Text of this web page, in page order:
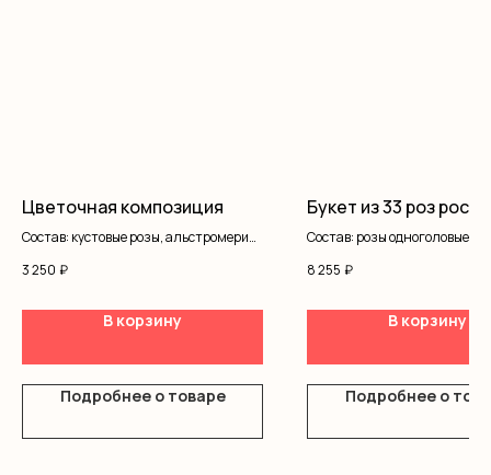
Цветочная композиция
Состав: кустовые розы, альстромерия,
3 250 ₽
В корзину
Подробнее о товаре
Букет из 33 роз рост
Состав: розы одноголовые,
8 255 ₽
В корзину
Подробнее о